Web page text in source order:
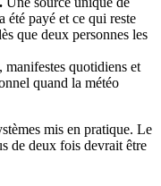
payé et ce qui reste
que deux personnes les
manifestes quotidiens et
quand la météo
mis en pratique. Le
de deux fois devrait être